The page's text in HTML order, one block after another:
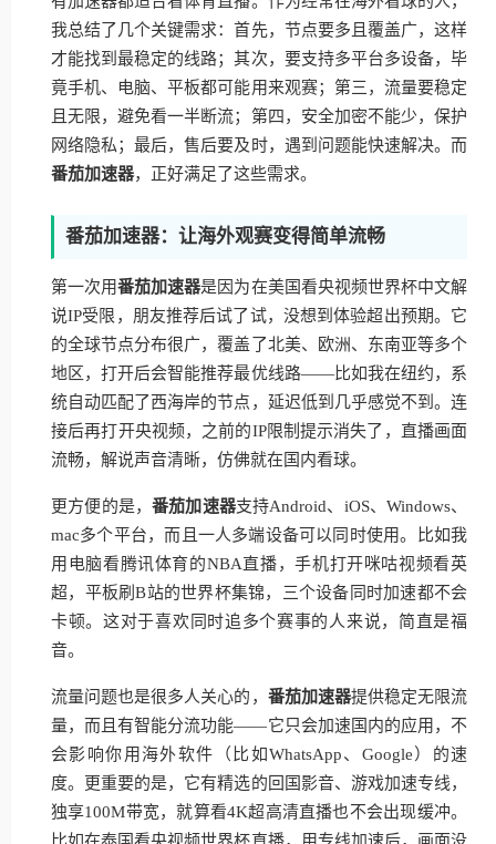
我总结了几个关键需求：首先，节点要多且覆盖广，这样
才能找到最稳定的线路；其次，要支持多平台多设备，毕
竟手机、电脑、平板都可能用来观赛；第三，流量要稳定
且无限，避免看一半断流；第四，安全加密不能少，保护
网络隐私；最后，售后要及时，遇到问题能快速解决。而
番茄加速器，正好满足了这些需求。
番茄加速器：让海外观赛变得简单流畅
第一次用番茄加速器是因为在美国看央视频世界杯中文解
说IP受限，朋友推荐后试了试，没想到体验超出预期。它
的全球节点分布很广，覆盖了北美、欧洲、东南亚等多个
地区，打开后会智能推荐最优线路——比如我在纽约，系
统自动匹配了西海岸的节点，延迟低到几乎感觉不到。连
接后再打开央视频，之前的IP限制提示消失了，直播画面
流畅，解说声音清晰，仿佛就在国内看球。
更方便的是， 番茄加速器支持Android、iOS、Windows、
mac多个平台，而且一人多端设备可以同时使用。比如我
用电脑看腾讯体育的NBA直播，手机打开咪咕视频看英
超，平板刷B站的世界杯集锦，三个设备同时加速都不会
卡顿。这对于喜欢同时追多个赛事的人来说，简直是福
音。
流量问题也是很多人关心的， 番茄加速器提供稳定无限流
量，而且有智能分流功能——它只会加速国内的应用，不
会影响你用海外软件（比如WhatsApp、Google）的速
度。更重要的是，它有精选的回国影音、游戏加速专线，
独享100M带宽，就算看4K超高清直播也不会出现缓冲。